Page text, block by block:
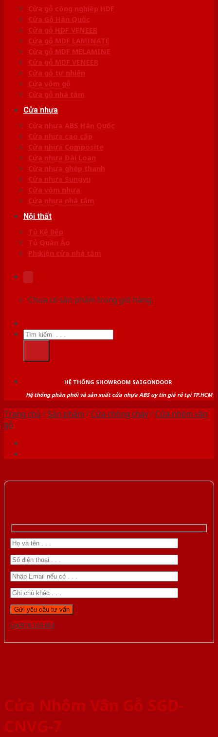
Cửa gỗ công nghiệp HDF
Cửa Gỗ Hàn Quốc
Cửa gỗ HDF VENEER
Cửa gỗ MDF LAMINATE
Cửa gỗ MDF MELAMINE
Cửa gỗ MDF VENEER
Cửa gỗ tự nhiên
Cửa vòm gỗ
Cửa gỗ nhà tắm
Cửa nhựa
Cửa nhựa ABS Hàn Quốc
Cửa nhựa cao cấp
Cửa nhựa Composite
Cửa nhựa Đài Loan
Cửa nhựa ghép thanh
Cửa nhựa Sungyu
Cửa vòm nhựa
Cửa nhựa nhà tắm
Nội thất
Tủ Kệ Bếp
Tủ Quần Áo
Phụ kiện cửa nhà tắm
Chưa có sản phẩm trong giỏ hàng.
Tìm
kiếm:
HỆ THỐNG SHOWROOM SAIGONDOOR
Hệ thống phân phối và sản xuất cửa nhựa ABS uy tín giá rẻ tại TP.HCM
Trang chủ /Sản phẩm /Cửa chống cháy/Cửa nhôm vân
gỗ
Gọi 0976.169.864
Cửa Nhôm Vân Gỗ SGD-
CNVG-7